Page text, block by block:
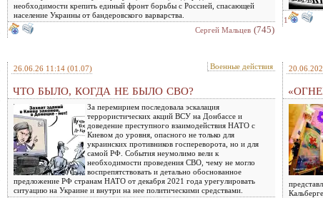
необходимости крепить единый фронт борьбы с Россией, спасающей
население Украины от бандеровского варварства.
Сергей Мальцев (745)
1
26.06.26 11:14 (01.07) Военные действия
ЧТО БЫЛО, КОГДА НЕ БЫЛО СВО?
За перемирием последовала эскалация
террористических акций ВСУ на Донбассе и
доведение преступного взаимодействия НАТО с
Киевом до уровня, опасного не только для
украинских противников госпереворота, но и для
самой РФ. События неумолимо вели к
необходимости проведения СВО, чему не могло
воспрепятствовать и детально обоснованное
предложение РФ странам НАТО от декабря 2021 года урегулировать
ситуацию на Украине и внутри на нее политическими средствами.